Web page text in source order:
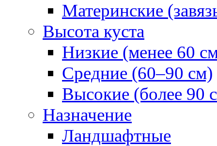
Материнские
Высота куста
Низкие (менее 60
Средние (60–90 см)
Высокие (более 90
Назначение
Ландшафтные